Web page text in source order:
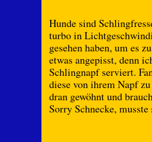
Hunde sind
turbo in
gesehen haben, um es
etwas angepisst, denn
Schlingnapf serviert.
diese von ihrem Napf
dran gewöhnt und
Sorry Schnecke,